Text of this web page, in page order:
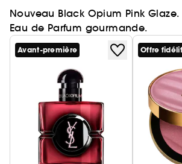
Nouveau Black Opium Pink
Eau de Parfum gourmande.
Avant-première Offre